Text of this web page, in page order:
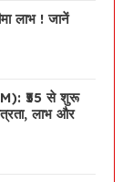
लाभ ! जानें
₹55 से शुरू
लाभ और